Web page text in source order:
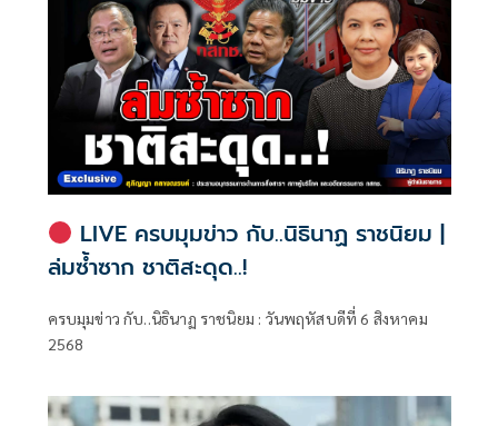
LIVE ครบมุมข่าว กับ..นิธินาฏ ราชนิยม |
ล่มซ้ำซาก ชาติสะดุด..!
ครบมุมข่าว กับ..นิธินาฏ ราชนิยม : วันพฤหัสบดีที่ 6 สิงหาคม
2568